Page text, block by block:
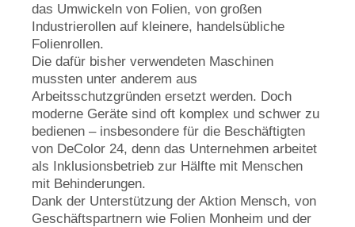
das Umwickeln von Folien, von großen
Industrierollen auf kleinere, handelsübliche
Folienrollen.
Die dafür bisher verwendeten Maschinen
mussten unter anderem aus
Arbeitsschutzgründen ersetzt werden. Doch
moderne Geräte sind oft komplex und schwer zu
bedienen – insbesondere für die Beschäftigten
von DeColor 24, denn das Unternehmen arbeitet
als Inklusionsbetrieb zur Hälfte mit Menschen
mit Behinderungen.
Dank der Unterstützung der Aktion Mensch, von
Geschäftspartnern wie Folien Monheim und der